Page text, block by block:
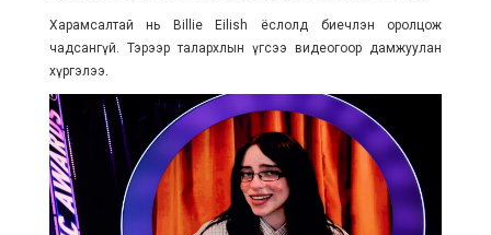
Харамсалтай нь Billie Eilish ёслолд биечлэн оролцож
чадсангүй. Тэрээр талархлын үгсээ видеогоор дамжуулан
хүргэлээ.